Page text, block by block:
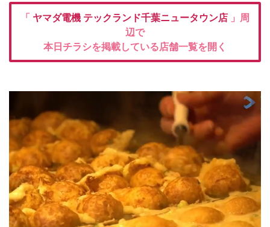
「 ヤマダ電機 テックランド千葉ニュータウン店 」周
辺で
本日チラシを掲載している店舗一覧を開く